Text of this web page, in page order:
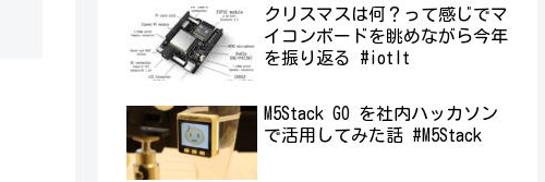
クリスマスは何？って感じでマ
イコンボードを眺めながら今年
を振り返る #iotlt
M5Stack GO を社内ハッカソン
で活用してみた話 #M5Stack